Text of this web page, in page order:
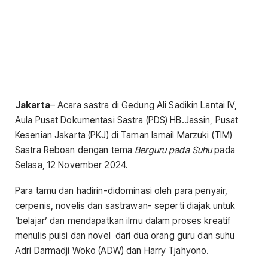
Jakarta– Acara sastra di Gedung Ali Sadikin Lantai IV,
Aula Pusat Dokumentasi Sastra (PDS) HB.Jassin, Pusat
Kesenian Jakarta (PKJ) di Taman Ismail Marzuki (TIM)
Sastra Reboan dengan tema Berguru pada Suhupada
Selasa, 12 November 2024.
Para tamu dan hadirin-didominasi oleh para penyair,
cerpenis, novelis dan sastrawan- seperti diajak untuk
‘belajar’ dan mendapatkan ilmu dalam proses kreatif
menulis puisi dan novel dari dua orang guru dan suhu
Adri Darmadji Woko (ADW) dan Harry Tjahyono.